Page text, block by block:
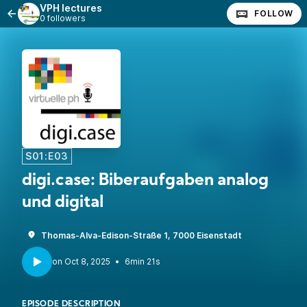
VPH lectures
0 followers FOLLOW
S01:E03
digi.case: Biberaufgaben analog
und digital
Thomas-Alva-Edison-Straße 1, 7000 Eisenstadt
• 6min 21s
EPISODE DESCRIPTION